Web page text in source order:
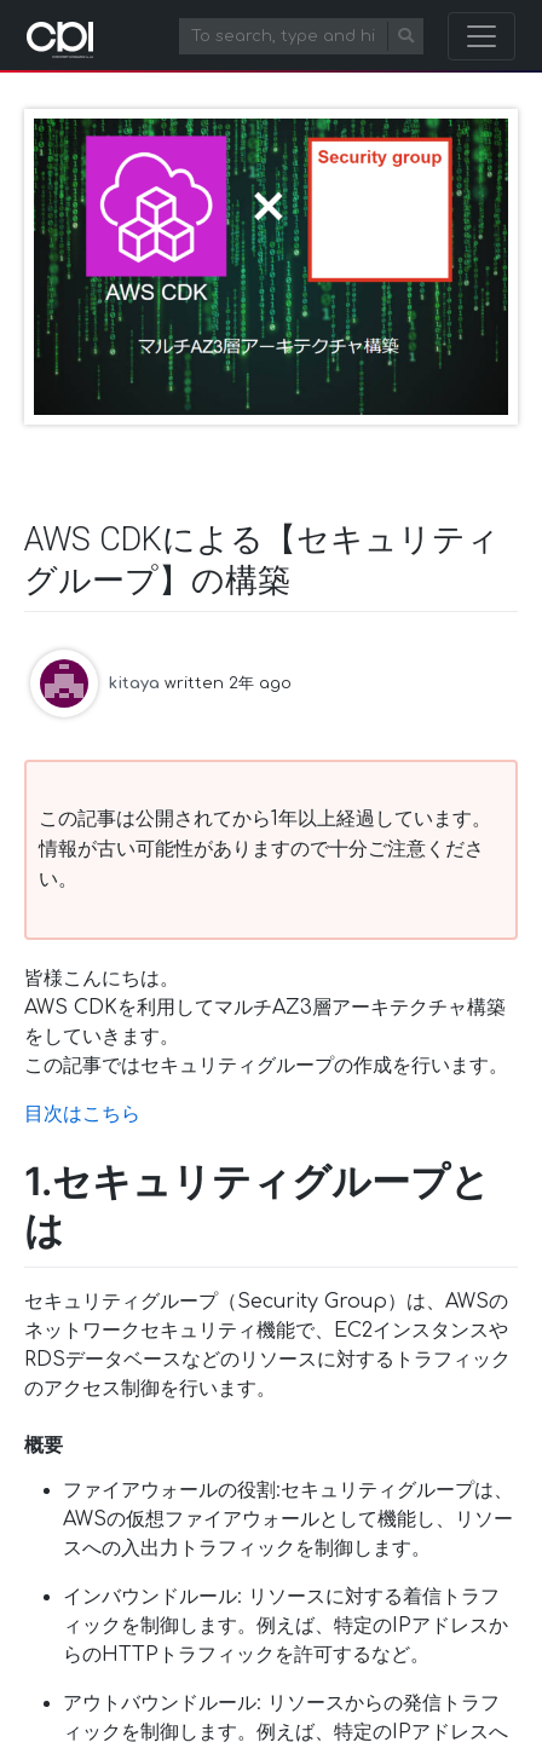
AWS CDKによる【セキュリティ
グループ】の構築
kitaya written 2年 ago
この記事は公開されてから1年以上経過しています。
情報が古い可能性がありますので十分ご注意くださ
い。
皆様こんにちは。
AWS CDKを利用してマルチAZ3層アーキテクチャ構築
をしていきます。
この記事ではセキュリティグループの作成を行います。
目次はこちら
1.セキュリティグループと
は
セキュリティグループ（Security Group）は、AWSの
ネットワークセキュリティ機能で、EC2インスタンスや
RDSデータベースなどのリソースに対するトラフィック
のアクセス制御を行います。
概要
ファイアウォールの役割:セキュリティグループは、
AWSの仮想ファイアウォールとして機能し、リソー
スへの入出力トラフィックを制御します。
インバウンドルール: リソースに対する着信トラフ
ィックを制御します。例えば、特定のIPアドレスか
らのHTTPトラフィックを許可するなど。
アウトバウンドルール: リソースからの発信トラフ
ィックを制御します。例えば、特定のIPアドレスへ